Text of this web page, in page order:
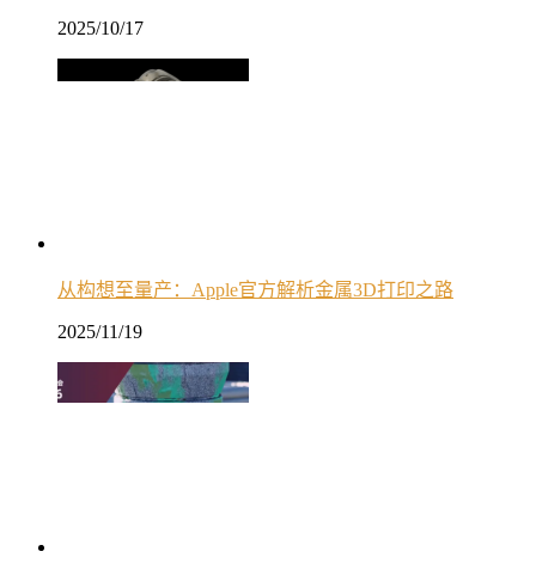
2025/10/17
从构想至量产：Apple官方解析金属3D打印之路
2025/11/19